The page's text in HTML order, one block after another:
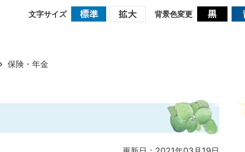
文字サイズ 背景色変更
保険・年金